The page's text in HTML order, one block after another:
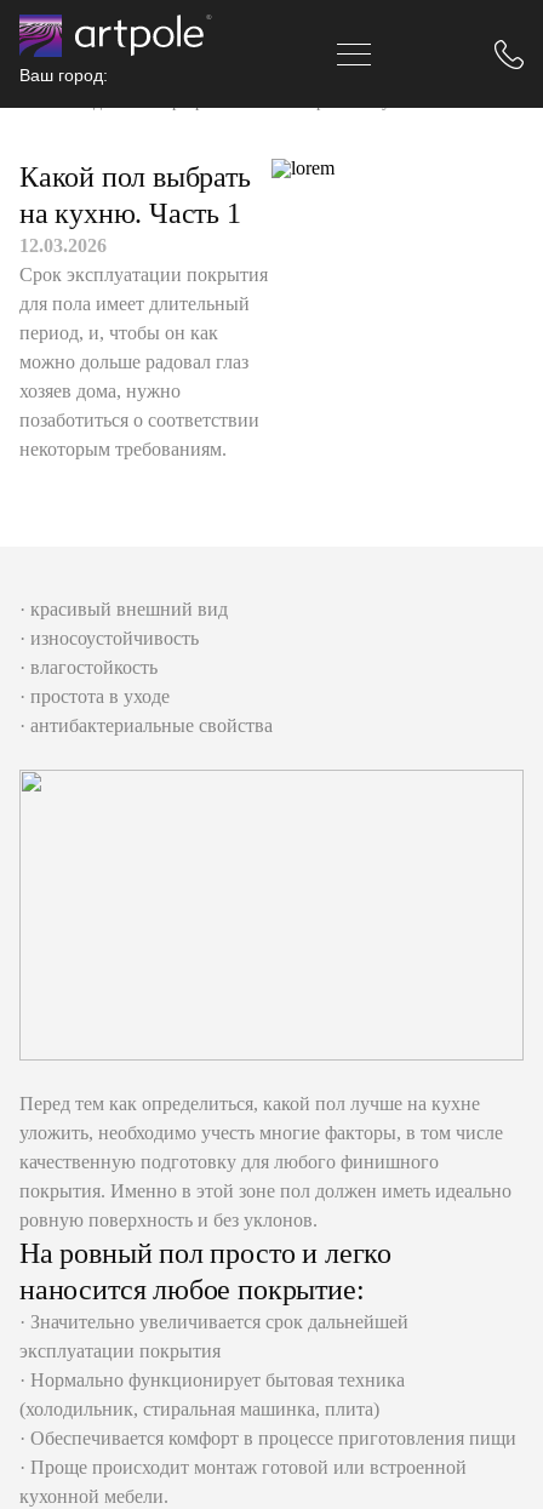
Ваш город:
Какой пол выбрать
на кухню. Часть 1
12.03.2026
Срок эксплуатации покрытия
для пола имеет длительный
период, и, чтобы он как
можно дольше радовал глаз
хозяев дома, нужно
позаботиться о соответствии
некоторым требованиям.
· красивый внешний вид
· износоустойчивость
· влагостойкость
· простота в уходе
· антибактериальные свойства
Перед тем как определиться, какой пол лучше на кухне
уложить, необходимо учесть многие факторы, в том числе
качественную подготовку для любого финишного
покрытия. Именно в этой зоне пол должен иметь идеально
ровную поверхность и без уклонов.
На ровный пол просто и легко
наносится любое покрытие:
· Значительно увеличивается срок дальнейшей
эксплуатации покрытия
· Нормально функционирует бытовая техника
(холодильник, стиральная машинка, плита)
· Обеспечивается комфорт в процессе приготовления пищи
· Проще происходит монтаж готовой или встроенной
кухонной мебели.